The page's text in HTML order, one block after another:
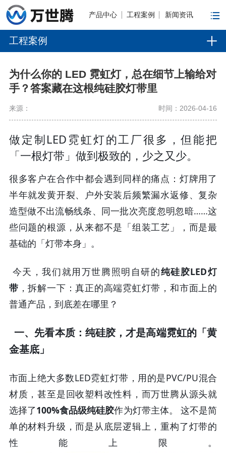
产品中心 工程案例 新闻资讯
工程案例
为什么你的 LED 霓虹灯，总在细节上输给对
手？答案藏在这根纯硅胶灯带里
来源： 时间：2026-04-16
做定制LED霓虹灯的工厂很多，但能把
「一根灯带」做到极致的，少之又少。
很多客户在合作中都会遇到同样的痛点：灯牌用了
半年就发黄开裂、户外安装后频繁漏水返修、复杂
造型做不出流畅线条、同一批次亮度忽明忽暗……这
些问题的根源，从来都不是「组装工艺」，而是最
基础的「灯带本身」。
今天，我们就用万世腾照明自研的纯硅胶LED灯
带 ，拆解一下：真正的高端霓虹灯带，和市面上的
普通产品，到底差在哪里？
一、先看本质：纯硅胶，才是高端霓虹的「黄
金基底」
市面上绝大多数LED霓虹灯带，用的是PVC/PU混合
材质，甚至是回收塑料改性料，而万世腾从源头就
选择了100%食品级纯硅胶作为灯带主体。 这不是简
单的材料升级，而是从底层逻辑上，重构了灯带的
性能上限。